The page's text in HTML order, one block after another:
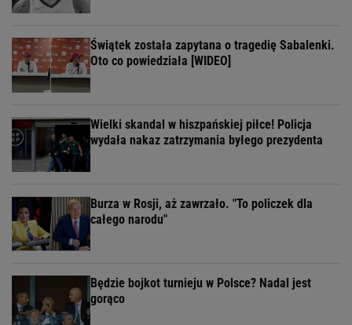
Świątek została zapytana o tragedię Sabalenki.
Oto co powiedziała [WIDEO]
Wielki skandal w hiszpańskiej piłce! Policja
wydała nakaz zatrzymania byłego prezydenta
Burza w Rosji, aż zawrzało. "To policzek dla
całego narodu"
Będzie bojkot turnieju w Polsce? Nadal jest
gorąco